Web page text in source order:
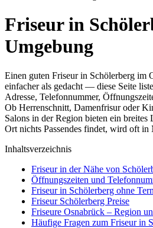
Friseur in
Umgebung
Einen guten Friseur in Schölerberg im
einfacher als gedacht — diese Seite
Adresse, Telefonnummer,
Ob Herrenschnitt, Damenfrisur oder
Salons in der Region bieten ein breites
Ort nichts Passendes findet, wird oft in
Inhaltsverzeichnis
Friseur in der Nähe von
Öffnungszeiten und
Friseur in Schölerberg ohne
Friseur Schölerberg Preise
Friseure Osnabrück – Region
Häufige Fragen zum Friseur in